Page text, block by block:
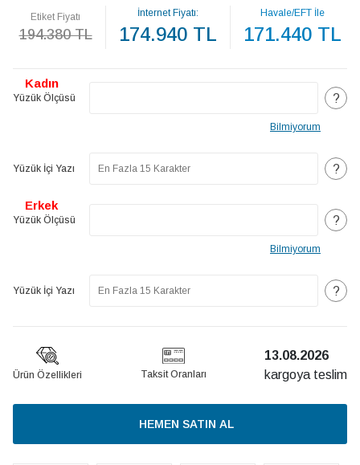
Etiket Fiyatı
194.380 TL
İnternet Fiyatı:
174.940 TL
Havale/EFT İle
171.440 TL
Yüzük Ölçüsü
Kadın
?
Bilmiyorum
Yüzük İçi Yazı ?
Yüzük Ölçüsü
Erkek
?
Bilmiyorum
Yüzük İçi Yazı ?
Ürün Özellikleri Taksit Oranları
13.08.2026
kargoya teslim
HEMEN SATIN AL